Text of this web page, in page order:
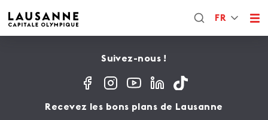
FR
Suivez-nous !
Recevez les bons plans de Lausanne